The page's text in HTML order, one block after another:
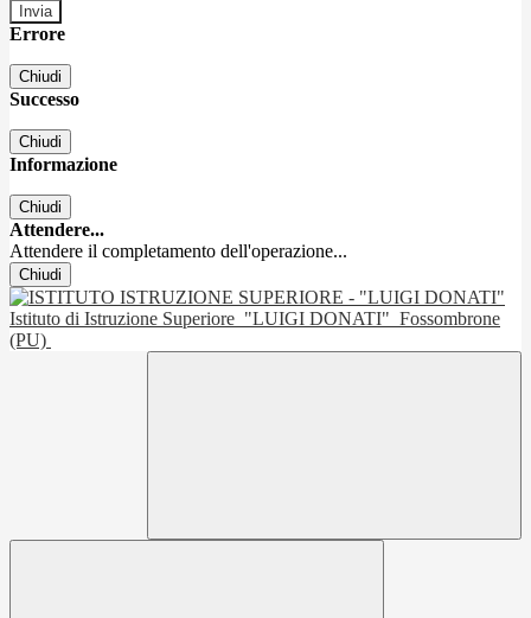
Errore
Chiudi
Successo
Chiudi
Informazione
Chiudi
Attendere...
Attendere il completamento dell'operazione...
Chiudi
Istituto di Istruzione Superiore "LUIGI DONATI" Fossombrone
(PU)